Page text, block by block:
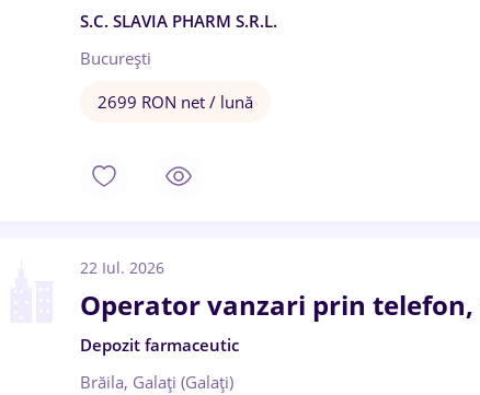
S.C. SLAVIA PHARM S.R.L.
București
2699 RON net / lună
22 Iul. 2026
Operator vanzari prin
Depozit farmaceutic
Brăila, Galați (Galați)